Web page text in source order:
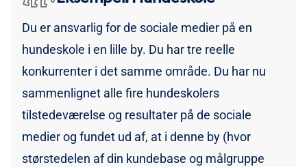
Du er ansvarlig for de sociale medier på en
hundeskole i en lille by. Du har tre reelle
konkurrenter i det samme område. Du har nu
sammenlignet alle fire hundeskolers
tilstedeværelse og resultater på de sociale
medier og fundet ud af, at i denne by (hvor
størstedelen af din kundebase og målgruppe